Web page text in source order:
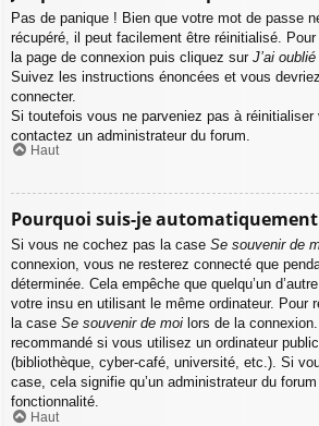
Pas de panique ! Bien que votre mot de passe
récupéré, il peut facilement être réinitialisé.
la page de connexion puis cliquez sur J’ai
Suivez les instructions énoncées et vous
connecter.
Si toutefois vous ne parveniez pas à réinitialiser
contactez un administrateur du forum.
Haut
Pourquoi suis-je automatiquement
Si vous ne cochez pas la case Se souvenir de
connexion, vous ne resterez connecté que
déterminée. Cela empêche que quelqu’un
votre insu en utilisant le même ordinateur. Pour
la case Se souvenir de moi lors de la
recommandé si vous utilisez un ordinateur
(bibliothèque, cyber-café, université, etc.). Si
case, cela signifie qu’un administrateur du
fonctionnalité.
Haut